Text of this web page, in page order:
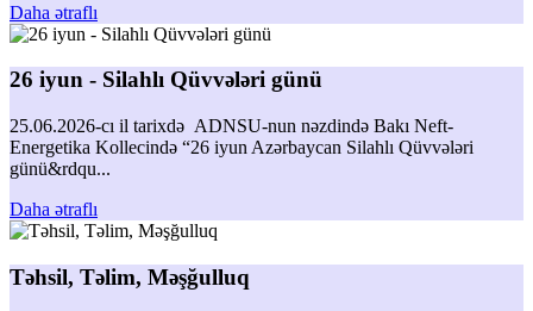
Daha ətraflı
26 iyun - Silahlı Qüvvələri günü
25.06.2026-cı il tarixdə ADNSU-nun nəzdində Bakı Neft-
Energetika Kollecində “26 iyun Azərbaycan Silahlı Qüvvələri
günü&rdqu...
Daha ətraflı
Təhsil, Təlim, Məşğulluq